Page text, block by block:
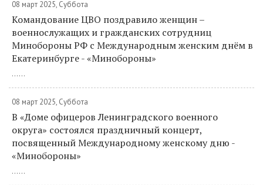
08 март 2025, Суббота
Командование ЦВО поздравило женщин –
военнослужащих и гражданских сотрудниц
Минобороны РФ с Международным женским днём в
Екатеринбурге - «Минобороны»
......
08 март 2025, Суббота
В «Доме офицеров Ленинградского военного
округа» состоялся праздничный концерт,
посвященный Международному женскому дню -
«Минобороны»
......